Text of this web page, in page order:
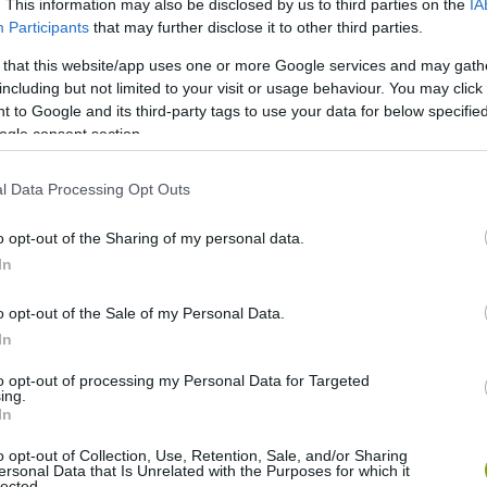
This information may also be disclosed by us to third parties on the
Participants that may further disclose it to other third parties.
that this website/app uses one or more Google services and may
but not limited to your visit or usage behaviour. You may
to Google and its third-party tags to use your data for below
consent section.
Data Processing Opt Outs
opt-out of the Sharing of my personal data.
opt-out of the Sale of my Personal Data.
opt-out of processing my Personal Data for Targeted
opt-out of Collection, Use, Retention, Sale, and/or Sharing
Data that Is Unrelated with the Purposes for which it
idejére nyúlik vissza, amikor előörsként
és a só termelését irányítsák, még a brit uralom
lerombolták, hogy a közeli repülőtérhez építőanyagot